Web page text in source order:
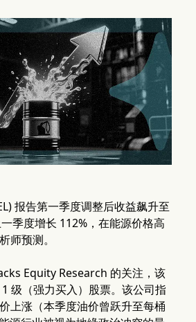
报告第一季度调整后收益飙升至
季度增长 112%，在能源价格高
师预测。
Equity Research 的关注，该
级（强力买入）股票。该公司指
上涨（本季度油价曾跃升至每桶